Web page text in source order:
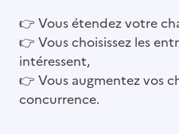
👉 Vous étendez votre
👉 Vous choisissez les
intéressent,
👉 Vous augmentez vos
concurrence.